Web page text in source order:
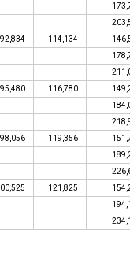
92,834 114,134
95,480 116,780
98,056 119,356
121,825